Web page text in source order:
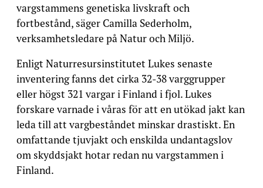
vargstammens genetiska livskraft och
fortbestånd, säger Camilla Sederholm,
verksamhetsledare på Natur och Miljö.
Enligt Naturresursinstitutet Lukes senaste
inventering fanns det cirka 32-38 varggrupper
eller högst 321 vargar i Finland i fjol. Lukes
forskare varnade i våras för att en utökad jakt kan
leda till att vargbeståndet minskar drastiskt. En
omfattande tjuvjakt och enskilda undantagslov
om skyddsjakt hotar redan nu vargstammen i
Finland.